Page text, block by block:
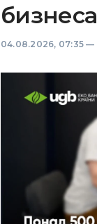
бизнеса
04.08.2026, 07:35 —